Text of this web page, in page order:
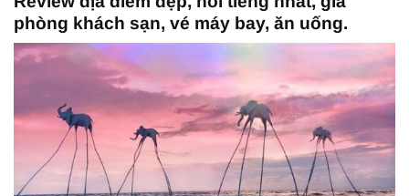
phòng khách sạn, vé máy bay, ăn uống.